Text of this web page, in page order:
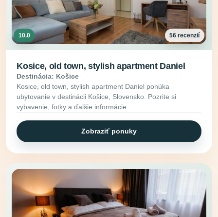
10.0 56 recenzií
Kosice, old town, stylish apartment Daniel
Destinácia: Košice
Kosice, old town, stylish apartment Daniel ponúka
ubytovanie v destinácii Košice, Slovensko. Pozrite si
vybavenie, fotky a ďalšie informácie.
Zobraziť ponuky